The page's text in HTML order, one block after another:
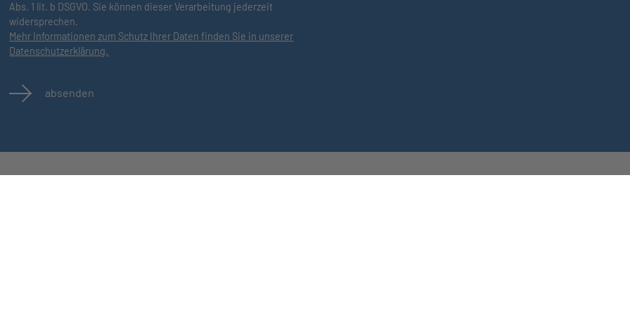
Abs. 1 lit. b DSGVO. Sie können dieser Verarbeitung jederzeit
widersprechen.
Mehr Informationen zum Schutz Ihrer Daten finden Sie in unserer
Datenschutzerklärung.
absenden